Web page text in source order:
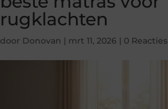
rugklachten
door Donovan | mrt 11, 2026 | 0 Reacties